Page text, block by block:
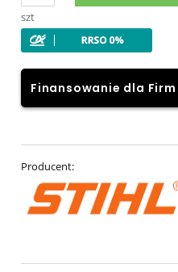
szt
Finansowanie dla Firm
Producent: